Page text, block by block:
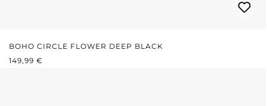
BOHO CIRCLE FLOWER DEEP BLACK
PRIX RÉGULIER :
149,99 €